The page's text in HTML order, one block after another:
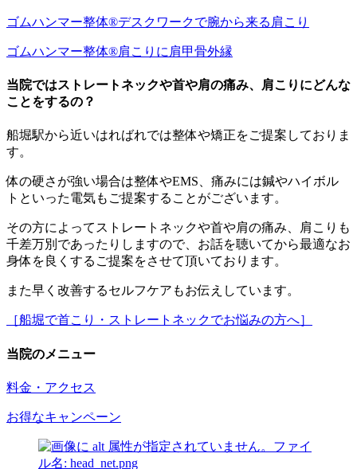
ゴムハンマー整体®︎デスクワークで腕から来る肩こり
ゴムハンマー整体®️肩こりに肩甲骨外縁
当院ではストレートネックや首や肩の痛み、肩こりにどんな
ことをするの？
船堀駅から近いはればれでは整体や矯正をご提案しておりま
す。
体の硬さが強い場合は整体やEMS、痛みには鍼やハイボル
トといった電気もご提案することがございます。
その方によってストレートネックや首や肩の痛み、肩こりも
千差万別であったりしますので、お話を聴いてから最適なお
身体を良くするご提案をさせて頂いております。
また早く改善するセルフケアもお伝えしています。
［船堀で首こり・ストレートネックでお悩みの方へ］
当院のメニュー
料金・アクセス
お得なキャンペーン